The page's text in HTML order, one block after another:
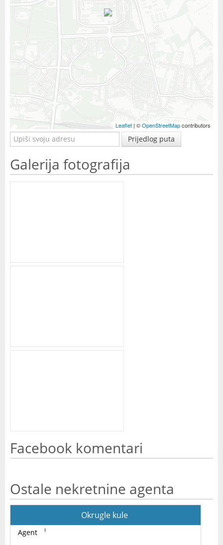
Leaflet | ©OpenStreetMapcontributors
Prijedlog puta
Galerija fotografija
Facebook komentari
Ostale nekretnine agenta
Okrugle kule
Agent